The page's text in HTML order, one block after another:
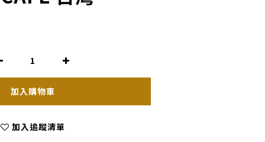
加入購物車
加入追蹤清單